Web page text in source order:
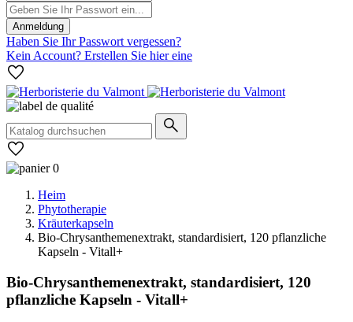
Anmeldung
Haben Sie Ihr Passwort vergessen?
Kein Account? Erstellen Sie hier eine
0
Heim
Phytotherapie
Kräuterkapseln
Bio-Chrysanthemenextrakt, standardisiert, 120 pflanzliche
Kapseln - Vitall+
Bio-Chrysanthemenextrakt, standardisiert, 120
pflanzliche Kapseln - Vitall+